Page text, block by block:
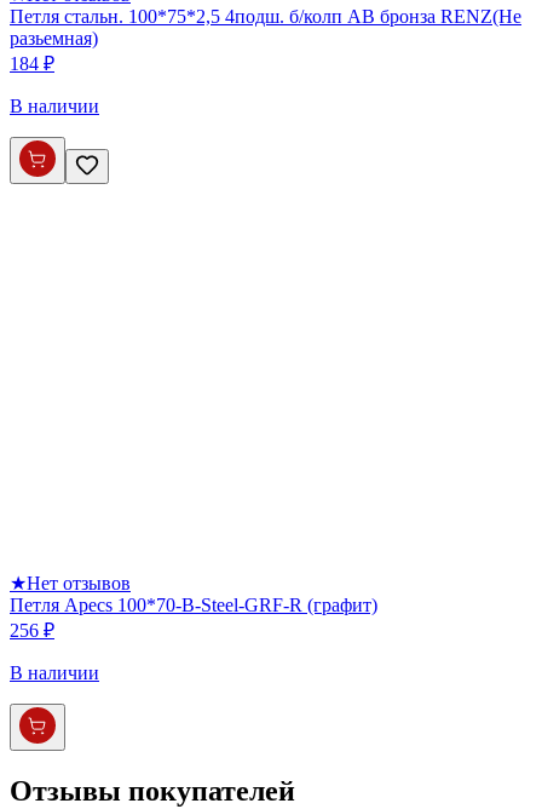
Петля стальн. 100*75*2,5 4подш. б/колп AB бронза RENZ(Не
разьемная)
184 ₽
В наличии
★Нет отзывов
Петля Apecs 100*70-B-Steel-GRF-R (графит)
256 ₽
В наличии
Отзывы покупателей